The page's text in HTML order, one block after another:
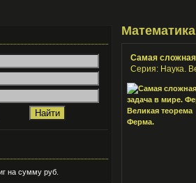
на сумму руб.
Математика
Самая
Серия: Наука.